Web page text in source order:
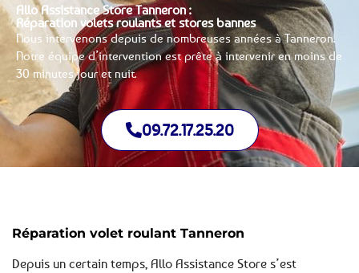
Allo Assistance Store Tanneron :
Réparation volets roulants et stores bannes
Nous intervenons depuis de nombreuses années à Tanneron.
Notre équipe d’intervention est prête à intervenir en moins de
30 minutes jour et nuit.
09.72.17.25.20
Réparation volet roulant Tanneron
Depuis un certain temps, Allo Assistance Store s’est